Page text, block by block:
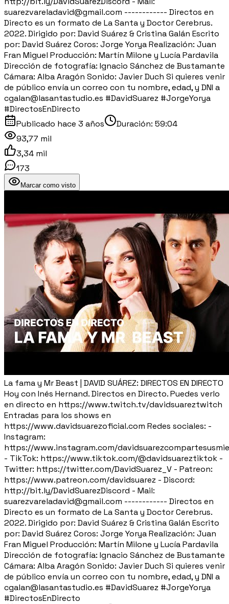
suarezvareladavid@gmail.com ------------ Directos en
Directo es un formato de La Santa y Doctor Cerebrus.
2022. Dirigido por: David Suárez & Cristina Galán Escrito
por: David Suárez Coros: Jorge Yorya Realización: Juan
Fran Miguel Producción: Martín Milone y Lucía Pardavila
Dirección de fotografía: Ignacio Sánchez de Bustamante
Cámara: Alba Aragón Sonido: Javier Duch Si quieres venir
de público envía un correo con tu nombre, edad, y DNI a
cgalan@lasantastudio.es #DavidSuarez #JorgeYorya
#DirectosEnDirecto
Publicado hace 3 años Duración: 59:04
93,77 mil
3,34 mil
173
Marcar como visto
La fama y Mr Beast | DAVID SUÁREZ: DIRECTOS EN DIRECTO
Hoy con Inés Hernand. Directos en Directo. Puedes verlo
en directo en https://www.twitch.tv/davidsuareztwitch
Entradas para los shows en
https://www.davidsuarezoficial.com Redes sociales: -
Instagram:
https://www.instagram.com/
- TikTok: https://www.tiktok.com/@davidsuareztiktok -
Twitter: https://twitter.com/DavidSuarez_V - Patreon:
https://www.patreon.com/davidsuarez - Discord:
http://bit.ly/DavidSuarezDiscord - Mail:
suarezvareladavid@gmail.com ------------ Directos en
Directo es un formato de La Santa y Doctor Cerebrus.
2022. Dirigido por: David Suárez & Cristina Galán Escrito
por: David Suárez Coros: Jorge Yorya Realización: Juan
Fran Miguel Producción: Martín Milone y Lucía Pardavila
Dirección de fotografía: Ignacio Sánchez de Bustamante
Cámara: Alba Aragón Sonido: Javier Duch Si quieres venir
de público envía un correo con tu nombre, edad, y DNI a
cgalan@lasantastudio.es #DavidSuarez #JorgeYorya
#DirectosEnDirecto